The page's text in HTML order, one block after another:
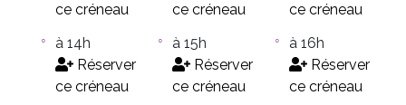
ce créneau
ce créneau
ce créneau
à 14h
Réserver
ce créneau
à 15h
Réserver
ce créneau
à 16h
Réserver
ce créneau